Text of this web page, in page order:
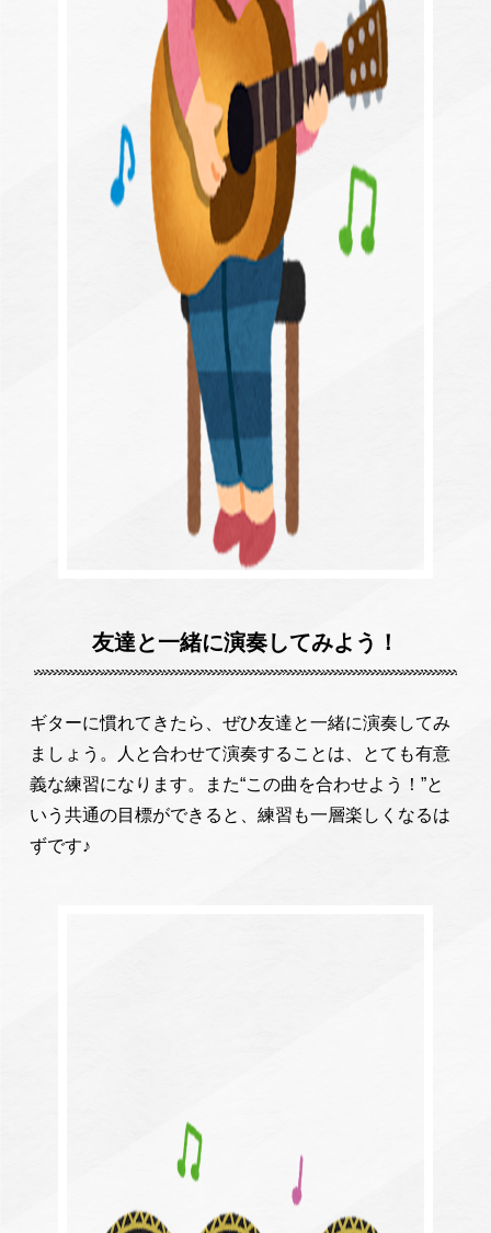
友達と一緒に演奏してみよう！
ギターに慣れてきたら、ぜひ友達と一緒に演奏してみ
ましょう。人と合わせて演奏することは、とても有意
義な練習になります。また“この曲を合わせよう！”と
いう共通の目標ができると、練習も一層楽しくなるは
ずです♪